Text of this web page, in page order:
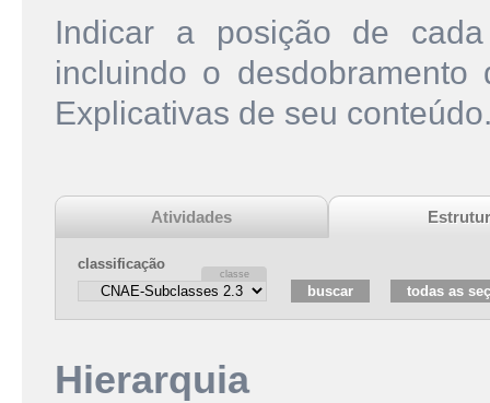
Indicar a posição de
incluindo o
Explicativas de seu
Atividades
classificação
Hierarquia